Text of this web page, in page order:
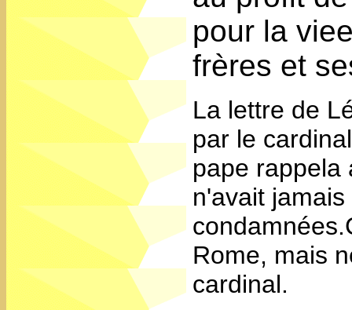
pour la
frères et
La lettre de
par le
pape rappela
n'avait
Rome, mais
cardinal.